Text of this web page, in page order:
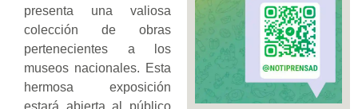
presenta una valiosa
colección de obras
pertenecientes a los
museos nacionales. Esta
hermosa exposición
estará abierta al público